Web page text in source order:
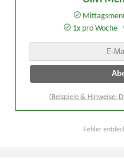
1x pro Woche
(Beispiele & Hinweise:
Fehler